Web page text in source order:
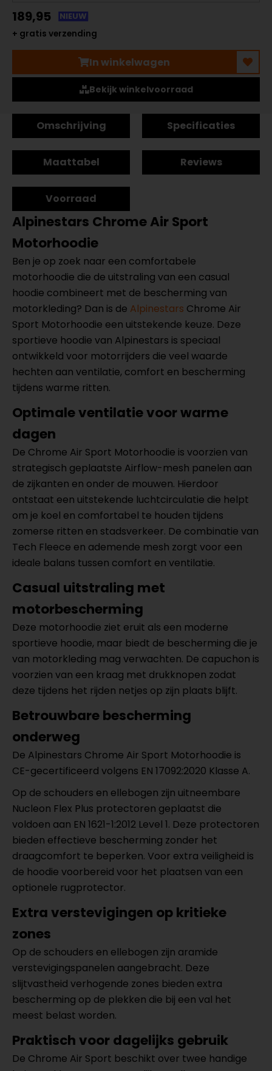
189,95
NIEUW
+ gratis verzending
In winkelwagen
Bekijk winkelvoorraad
Omschrijving Specificaties
Maattabel Reviews
Voorraad
Alpinestars Chrome Air Sport
Motorhoodie
Ben je op zoek naar een comfortabele
motorhoodie die de uitstraling van een casual
hoodie combineert met de bescherming van
motorkleding? Dan is de Alpinestars Chrome Air
Sport Motorhoodie een uitstekende keuze. Deze
sportieve hoodie van Alpinestars is speciaal
ontwikkeld voor motorrijders die veel waarde
hechten aan ventilatie, comfort en bescherming
tijdens warme ritten.
Optimale ventilatie voor warme
dagen
De Chrome Air Sport Motorhoodie is voorzien van
strategisch geplaatste Airflow-mesh panelen aan
de zijkanten en onder de mouwen. Hierdoor
ontstaat een uitstekende luchtcirculatie die helpt
om je koel en comfortabel te houden tijdens
zomerse ritten en stadsverkeer. De combinatie van
Tech Fleece en ademende mesh zorgt voor een
ideale balans tussen comfort en ventilatie.
Casual uitstraling met
motorbescherming
Deze motorhoodie ziet eruit als een moderne
sportieve hoodie, maar biedt de bescherming die je
van motorkleding mag verwachten. De capuchon is
voorzien van een kraag met drukknopen zodat
deze tijdens het rijden netjes op zijn plaats blijft.
Betrouwbare bescherming
onderweg
De Alpinestars Chrome Air Sport Motorhoodie is
CE-gecertificeerd volgens EN 17092:2020 Klasse A.
Op de schouders en ellebogen zijn uitneembare
Nucleon Flex Plus protectoren geplaatst die
voldoen aan EN 1621-1:2012 Level 1. Deze protectoren
bieden effectieve bescherming zonder het
draagcomfort te beperken. Voor extra veiligheid is
de hoodie voorbereid voor het plaatsen van een
optionele rugprotector.
Extra verstevigingen op kritieke
zones
Op de schouders en ellebogen zijn aramide
verstevigingspanelen aangebracht. Deze
slijtvastheid verhogende zones bieden extra
bescherming op de plekken die bij een val het
meest belast worden.
Praktisch voor dagelijks gebruik
De Chrome Air Sport beschikt over twee handige